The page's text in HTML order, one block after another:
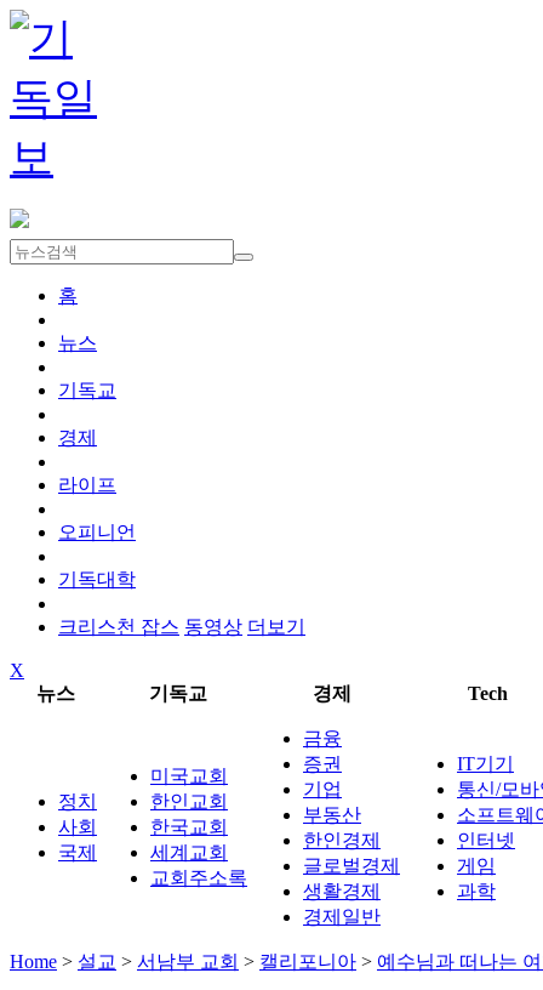
홈
뉴스
기독교
경제
라이프
오피니언
기독대학
크리스천 잡스 동영상 더보기
X
뉴스
기독교 경제 Tech
정치
사회
국제
미국교회
한인교회
한국교회
세계교회
교회주소록
금융
증권
기업
부동산
한인경제
글로벌경제
생활경제
경제일반
IT기기
통신/모
소프트웨
인터넷
게임
과학
Home > 설교 > 서남부 교회 > 캘리포니아 > 예수님과 떠나는